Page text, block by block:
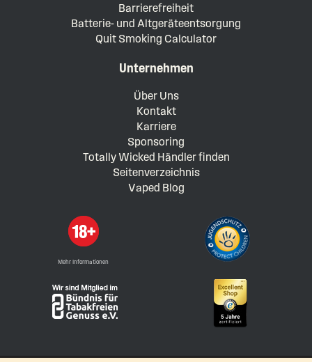
Barrierefreiheit
Batterie- und Altgeräteentsorgung
Quit Smoking Calculator
Unternehmen
Über Uns
Kontakt
Karriere
Sponsoring
Totally Wicked Händler finden
Seitenverzeichnis
Vaped Blog
Mehr Informationen